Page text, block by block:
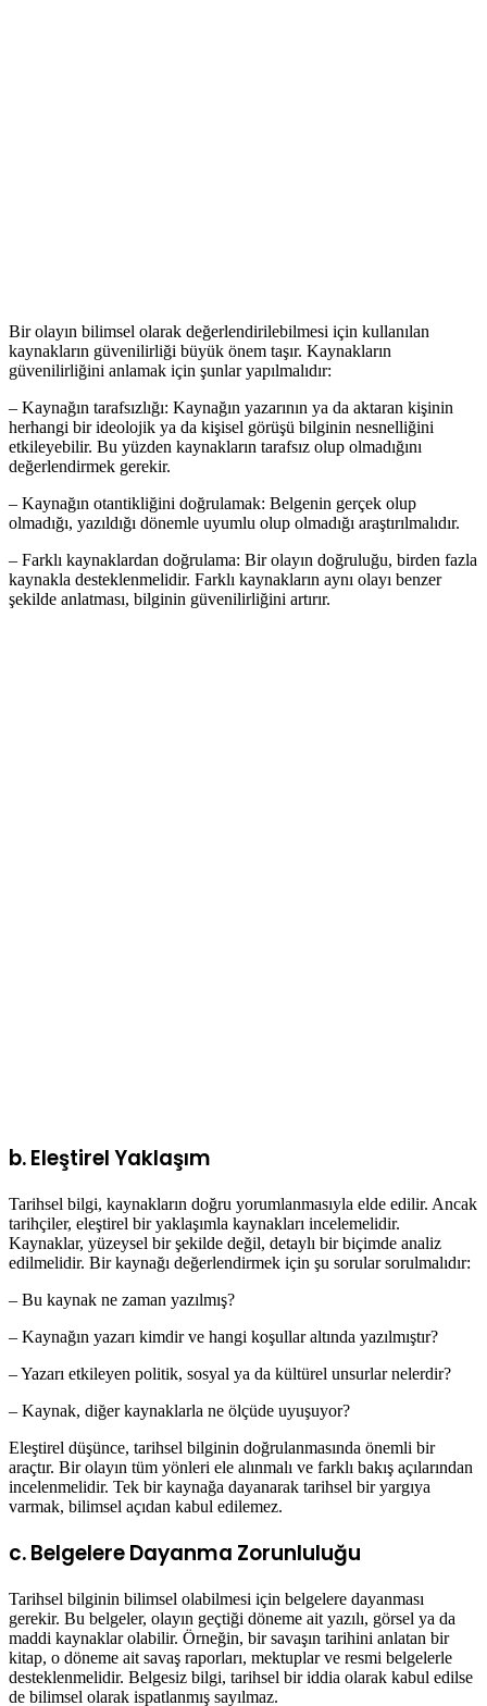
Bir olayın bilimsel olarak değerlendirilebilmesi için kullanılan
kaynakların güvenilirliği büyük önem taşır. Kaynakların
güvenilirliğini anlamak için şunlar yapılmalıdır:
– Kaynağın tarafsızlığı: Kaynağın yazarının ya da aktaran kişinin
herhangi bir ideolojik ya da kişisel görüşü bilginin nesnelliğini
etkileyebilir. Bu yüzden kaynakların tarafsız olup olmadığını
değerlendirmek gerekir.
– Kaynağın otantikliğini doğrulamak: Belgenin gerçek olup
olmadığı, yazıldığı dönemle uyumlu olup olmadığı araştırılmalıdır.
– Farklı kaynaklardan doğrulama: Bir olayın doğruluğu, birden fazla
kaynakla desteklenmelidir. Farklı kaynakların aynı olayı benzer
şekilde anlatması, bilginin güvenilirliğini artırır.
b. Eleştirel Yaklaşım
Tarihsel bilgi, kaynakların doğru yorumlanmasıyla elde edilir. Ancak
tarihçiler, eleştirel bir yaklaşımla kaynakları incelemelidir.
Kaynaklar, yüzeysel bir şekilde değil, detaylı bir biçimde analiz
edilmelidir. Bir kaynağı değerlendirmek için şu sorular sorulmalıdır:
– Bu kaynak ne zaman yazılmış?
– Kaynağın yazarı kimdir ve hangi koşullar altında yazılmıştır?
– Yazarı etkileyen politik, sosyal ya da kültürel unsurlar nelerdir?
– Kaynak, diğer kaynaklarla ne ölçüde uyuşuyor?
Eleştirel düşünce, tarihsel bilginin doğrulanmasında önemli bir
araçtır. Bir olayın tüm yönleri ele alınmalı ve farklı bakış açılarından
incelenmelidir. Tek bir kaynağa dayanarak tarihsel bir yargıya
varmak, bilimsel açıdan kabul edilemez.
c. Belgelere Dayanma Zorunluluğu
Tarihsel bilginin bilimsel olabilmesi için belgelere dayanması
gerekir. Bu belgeler, olayın geçtiği döneme ait yazılı, görsel ya da
maddi kaynaklar olabilir. Örneğin, bir savaşın tarihini anlatan bir
kitap, o döneme ait savaş raporları, mektuplar ve resmi belgelerle
desteklenmelidir. Belgesiz bilgi, tarihsel bir iddia olarak kabul edilse
de bilimsel olarak ispatlanmış sayılmaz.